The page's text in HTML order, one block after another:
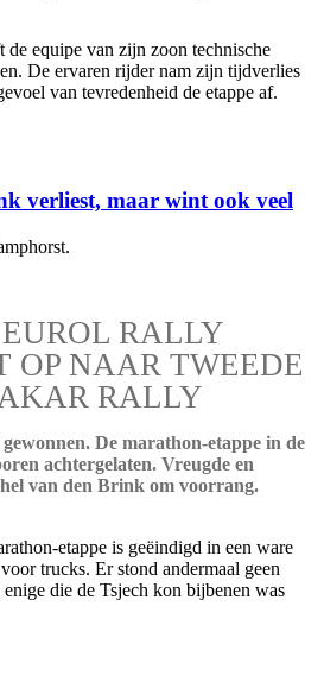
equipe van zijn zoon technische
De ervaren rijder nam zijn tijdverlies
van tevredenheid de etappe af.
verliest, maar wint ook veel
RALLY
OP NAAR TWEEDE
RALLY
De marathon-etappe in de
achtergelaten. Vreugde en
van den Brink om voorrang.
etappe is geëindigd in een ware
trucks. Er stond andermaal geen
die de Tsjech kon bijbenen was